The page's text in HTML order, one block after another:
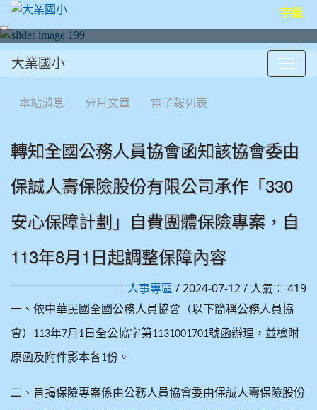
字級
大業國小
本站消息 分月文章 電子報列表
轉知全國公務人員協會函知該協會委由
保誠人壽保險股份有限公司承作「330
安心保障計劃」自費團體保險專案，自
113年8月1日起調整保障內容
人事專區/ 2024-07-12 / 人氣： 419
一、依中華民國全國公務人員協會（以下簡稱公務人員協
會） 113年7月 1 日全公協字第1131001701號函辦理，並檢附
原函及附件影本各1份。
二、旨揭保險專案係由公務人員協會委由保誠人壽保險股份